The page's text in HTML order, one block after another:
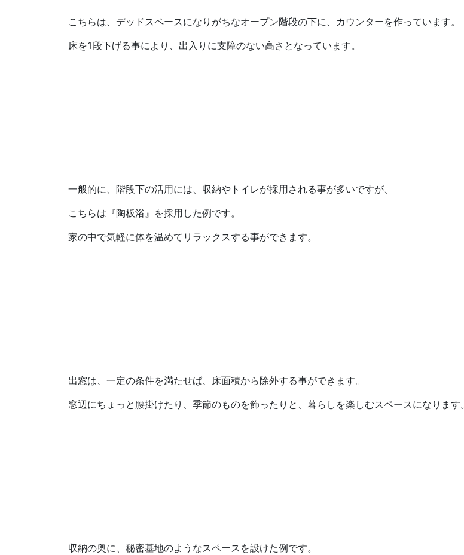
こちらは、デッドスペースになりがちなオープン階段の下に、カウンターを作っています。
床を1段下げる事により、出入りに支障のない高さとなっています。
一般的に、階段下の活用には、収納やトイレが採用される事が多いですが、
こちらは『陶板浴』を採用した例です。
家の中で気軽に体を温めてリラックスする事ができます。
出窓は、一定の条件を満たせば、床面積から除外する事ができます。
窓辺にちょっと腰掛けたり、季節のものを飾ったりと、暮らしを楽しむスペースになります。
収納の奥に、秘密基地のようなスペースを設けた例です。